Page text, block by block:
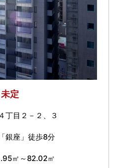
定
丁目２－２、３
銀座」徒歩8分
㎡～82.02㎡